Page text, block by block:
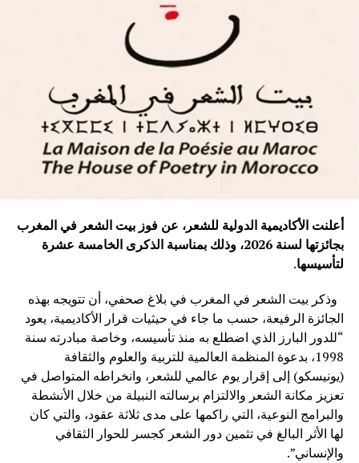
أعلنت الأكاديمية الدولية للشعر، عن فوز بيت الشعر في المغرب
بجائزتها لسنة 2026، وذلك بمناسبة الذكرى الخامسة عشرة
لتأسيسها.
وذكر بيت الشعر في المغرب في بلاغ صحفي، أن تتويجه بهذه
الجائزة الرفيعة، حسب ما جاء في حيثيات قرار الأكاديمية، يعود
“للدور البارز الذي اضطلع به منذ تأسيسه، وخاصة مبادرته سنة
1998، بدعوة المنظمة العالمية للتربية والعلوم والثقافة
(يونيسكو) إلى إقرار يوم عالمي للشعر، وانخراطه المتواصل في
تعزيز مكانة الشعر والالتزام برسالته النبيلة من خلال الأنشطة
والبرامج النوعية، التي راكمها على مدى ثلاثة عقود، والتي كان
لها الأثر البالغ في تثمين دور الشعر كجسر للحوار الثقافي
والإنساني”.